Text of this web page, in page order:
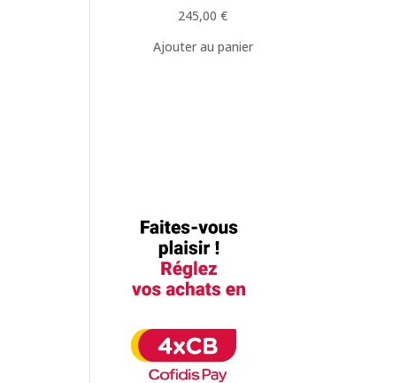
245,00€
Ajouter au panier